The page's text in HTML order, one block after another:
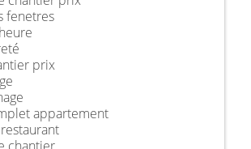
fenetres
prix
appartement
chantier